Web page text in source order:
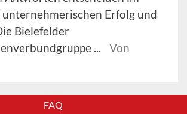
Erfolg und
Bielefelder
...
Von
FAQ